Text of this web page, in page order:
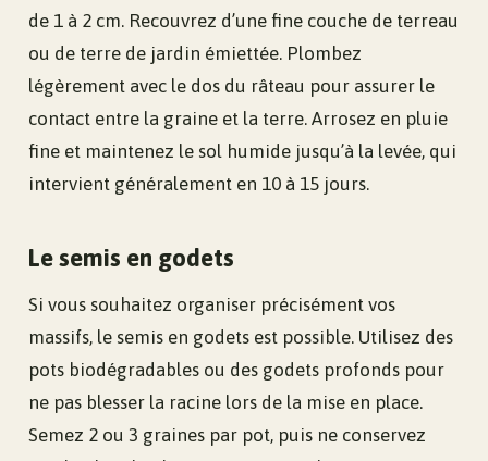
de 1 à 2 cm. Recouvrez d’une fine couche de terreau
ou de terre de jardin émiettée. Plombez
légèrement avec le dos du râteau pour assurer le
contact entre la graine et la terre. Arrosez en pluie
fine et maintenez le sol humide jusqu’à la levée, qui
intervient généralement en 10 à 15 jours.
Le semis en godets
Si vous souhaitez organiser précisément vos
massifs, le semis en godets est possible. Utilisez des
pots biodégradables ou des godets profonds pour
ne pas blesser la racine lors de la mise en place.
Semez 2 ou 3 graines par pot, puis ne conservez